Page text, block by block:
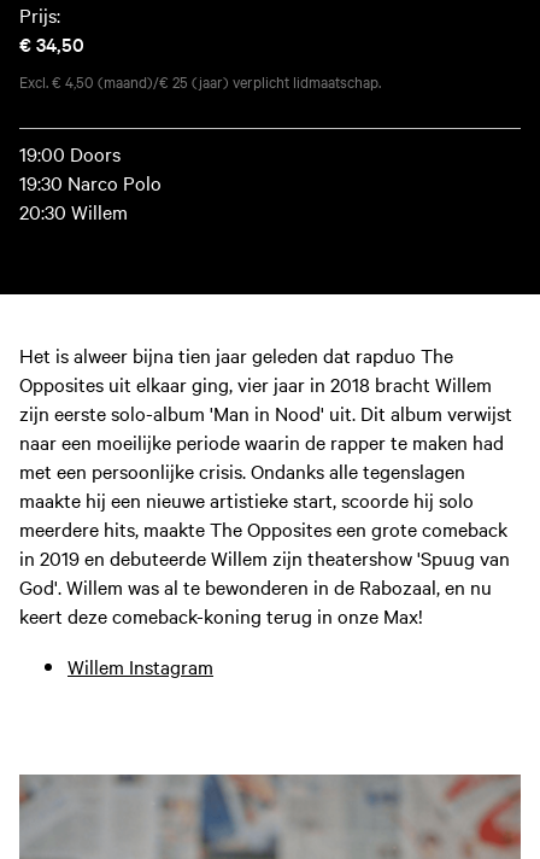
Prijs:
€ 34,50
Excl. € 4,50 (maand)/€ 25 (jaar) verplicht lidmaatschap.
19:00 Doors
19:30 Narco Polo
20:30 Willem
Het is alweer bijna tien jaar geleden dat rapduo The
Opposites uit elkaar ging, vier jaar in 2018 bracht Willem
zijn eerste solo-album 'Man in Nood' uit. Dit album verwijst
naar een moeilijke periode waarin de rapper te maken had
met een persoonlijke crisis. Ondanks alle tegenslagen
maakte hij een nieuwe artistieke start, scoorde hij solo
meerdere hits, maakte The Opposites een grote comeback
in 2019 en debuteerde Willem zijn theatershow 'Spuug van
God'. Willem was al te bewonderen in de Rabozaal, en nu
keert deze comeback-koning terug in onze Max!
Willem Instagram